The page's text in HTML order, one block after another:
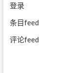
登录
条目feed
评论feed